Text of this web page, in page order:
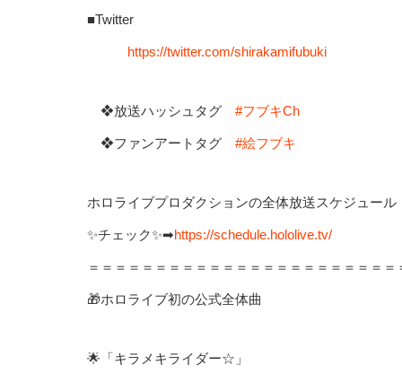
■Twitter
https://twitter.com/shirakamifubuki
❖放送ハッシュタグ #フブキCh
❖ファンアートタグ #絵フブキ
ホロライブプロダクションの全体放送スケジュール
✨チェック✨➡https://schedule.hololive.tv/
＝＝＝＝＝＝＝＝＝＝＝＝＝＝＝＝＝＝＝＝＝＝＝
🎁ホロライブ初の公式全体曲
🌟「キラメキライダー☆」